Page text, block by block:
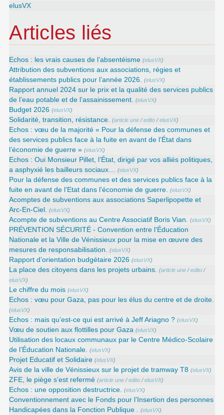
elusVX
Articles liés
Echos : les vrais causes de l’absentéisme (elusVX)
Attribution des subventions aux associations, régies et
établissements publics pour l’année 2026. (elusVX)
Rapport annuel 2024 sur le prix et la qualité des services publics
de l’eau potable et de l’assainissement. (elusVX)
Budget 2026 (elusVX)
Solidarité, transition, résistance. (article une /edito /elusVX)
Echos : vœu de la majorité « Pour la défense des communes et
des services publics face à la fuite en avant de l’État dans
l’économie de guerre » (elusVX)
Echos : Oui Monsieur Pillet, l’État, dirigé par vos alliés politiques,
a asphyxié les bailleurs sociaux… (elusVX)
Pour la défense des communes et des services publics face à la
fuite en avant de l’Etat dans l’économie de guerre. (elusVX)
Acomptes de subventions aux associations Saperlipopette et
Arc-En-Ciel. (elusVX)
Acompte de subventions au Centre Associatif Boris Vian. (elusVX)
PRÉVENTION SÉCURITÉ - Convention entre l’Éducation
Nationale et la Ville de Vénissieux pour la mise en œuvre des
mesures de responsabilisation. (elusVX)
Rapport d’orientation budgétaire 2026 (elusVX)
La place des citoyens dans les projets urbains. (article une /edito /
elusVX)
Le chiffre du mois (elusVX)
Echos : vœu pour Gaza, pas pour les élus du centre et de droite.
(elusVX)
Echos : mais qu’est-ce qui est arrivé à Jeff Ariagno ? (elusVX)
Vœu de soutien aux flottilles pour Gaza (elusVX)
Utilisation des locaux communaux par le Centre Médico-Scolaire
de l’Éducation Nationale. (elusVX)
Projet Educatif et Solidaire (elusVX)
Avis de la ville de Vénissieux sur le projet de tramway T8 (elusVX)
ZFE, le piège s’est refermé (article une /edito /elusVX)
Echos : une opposition destructrice. (elusVX)
Conventionnement avec le Fonds pour l’Insertion des personnes
Handicapées dans la Fonction Publique . (elusVX)